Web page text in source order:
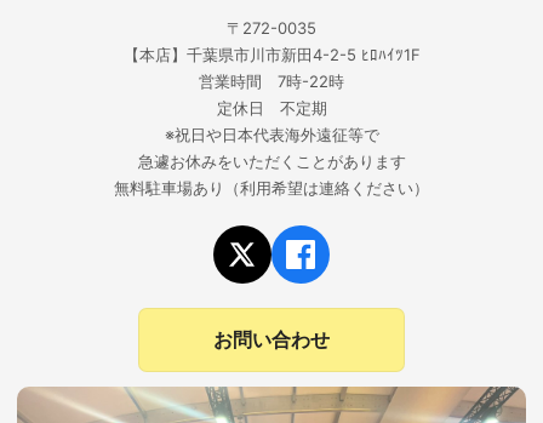
〒272-0035
【本店】千葉県市川市新田4-2-5 ﾋﾛﾊｲﾂ1F
営業時間 7時-22時
定休日 不定期
※祝日や日本代表海外遠征等で
急遽お休みをいただくことがあります
無料駐車場あり（利用希望は連絡ください）
お問い合わせ